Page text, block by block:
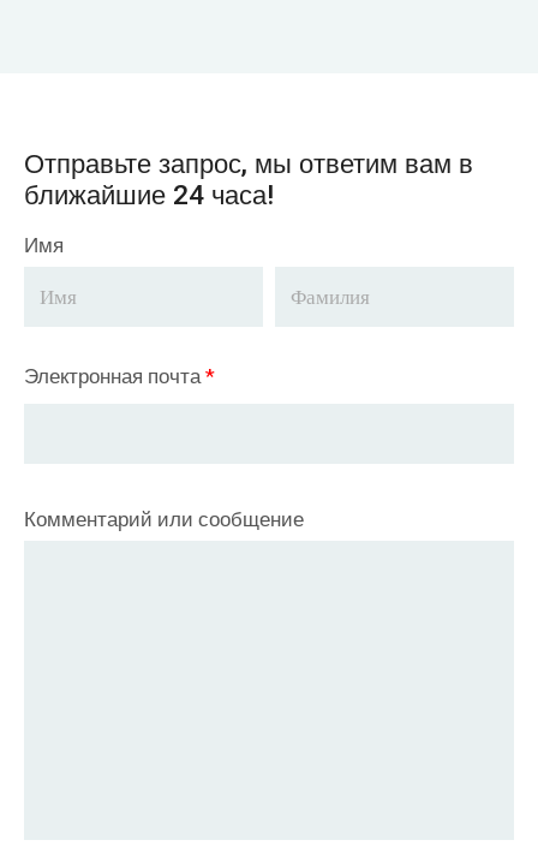
Отправьте запрос, мы ответим вам в
ближайшие 24 часа!
Имя
Электронная почта*
Комментарий или сообщение